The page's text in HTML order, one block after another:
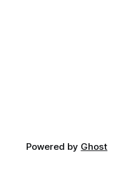
Powered by Ghost